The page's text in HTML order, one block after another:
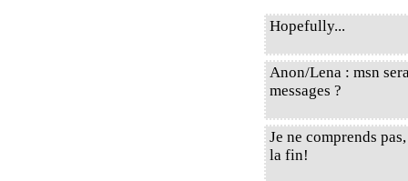
Hopefully...
Anon/Lena : msn
messages ?
Je ne comprends
la fin!